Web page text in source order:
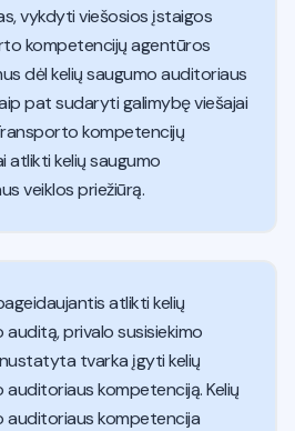
vykdyti viešosios įstaigos
kompetencijų agentūros
dėl kelių saugumo auditoriaus
pat sudaryti galimybę viešajai
kompetencijų
atlikti kelių saugumo
veiklos priežiūrą.
atlikti kelių
auditą, privalo susisiekimo
tvarka įgyti kelių
auditoriaus kompetenciją. Kelių
auditoriaus kompetencija